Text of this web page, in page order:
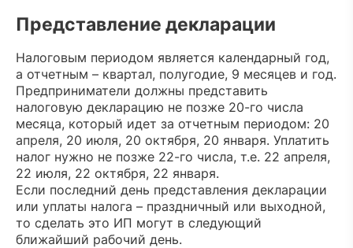
Представление декларации
Налоговым периодом является календарный год,
а отчетным – квартал, полугодие, 9 месяцев и год.
Предприниматели должны представить
налоговую декларацию не позже 20-го числа
месяца, который идет за отчетным периодом: 20
апреля, 20 июля, 20 октября, 20 января. Уплатить
налог нужно не позже 22-го числа, т.е. 22 апреля,
22 июля, 22 октября, 22 января.
Если последний день представления декларации
или уплаты налога – праздничный или выходной,
то сделать это ИП могут в следующий
ближайший рабочий день.